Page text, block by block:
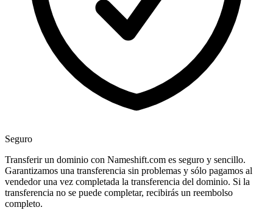
Seguro
Transferir un dominio con Nameshift.com es seguro y sencillo.
Garantizamos una transferencia sin problemas y sólo pagamos al
vendedor una vez completada la transferencia del dominio. Si la
transferencia no se puede completar, recibirás un reembolso
completo.